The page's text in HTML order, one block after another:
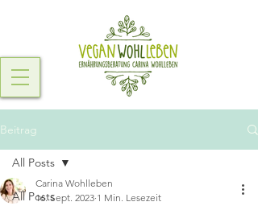
Beitrag
All Posts
All Posts
Carina Wohlleben
16. Sept. 2023 1 Min. Lesezeit